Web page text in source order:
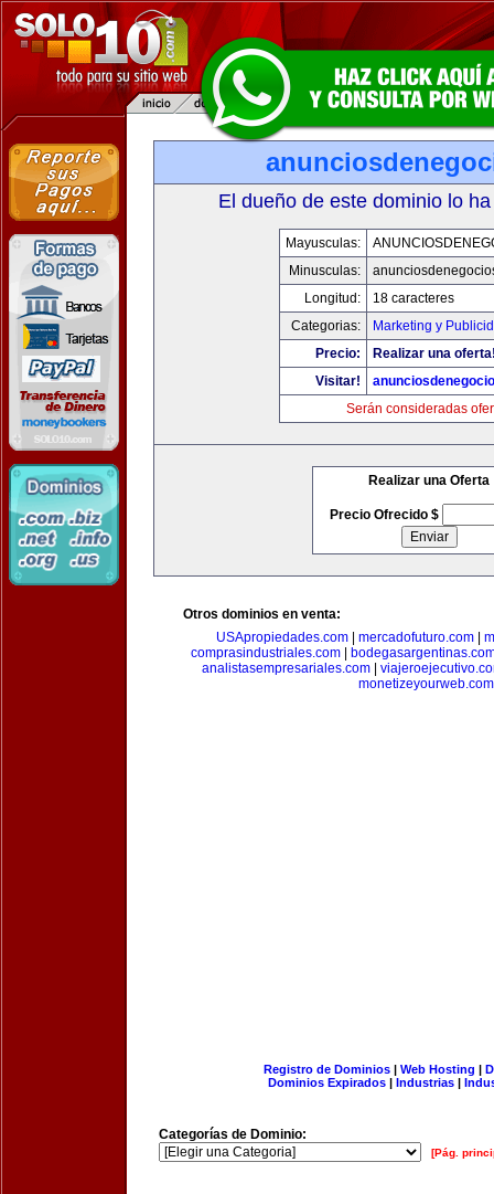
El dueño de este dominio lo
Mayusculas:
Minusculas:
Longitud:
18 caracteres
Categorias:
Marketing y
Precio:
Realizar una
Visitar!
Serán consideradas
Realizar una Oferta
Precio Ofrecido $
Otros dominios en venta:
USApropiedades.com| mercadofuturo.com|
comprasindustriales.com
analistasempresariales.com
monetizeyourweb.com
Registro de Dominios| Web Hosting |
Dominios Expirados | Industrias |
Categorías de Dominio:
[Pág.